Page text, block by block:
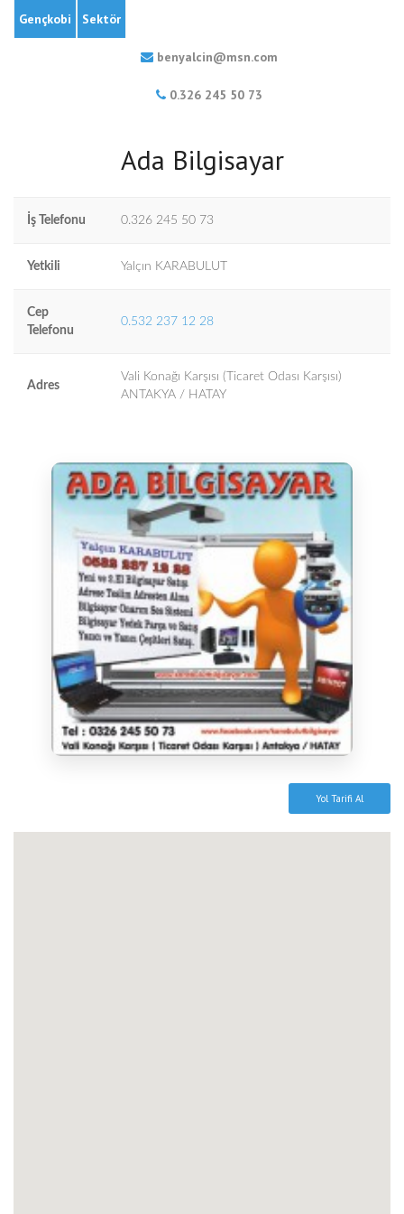
Gençkobi Sektör
benyalcin@msn.com
0.326 245 50 73
Ada Bilgisayar
İş Telefonu 0.326 245 50 73
Yetkili Yalçın KARABULUT
Cep
Telefonu
0.532 237 12 28
Adres
Vali Konağı Karşısı (Ticaret Odası Karşısı)
ANTAKYA / HATAY
Yol Tarifi Al